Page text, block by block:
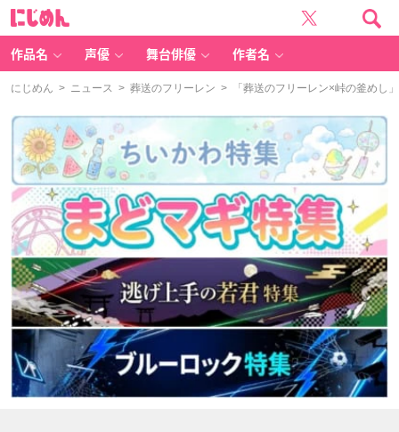
作品名 声優 舞台俳優 作者名
にじめん > ニュース > 葬送のフリーレン > 「葬送のフリーレン×峠の釜めし